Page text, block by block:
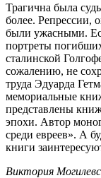
Трагична была
более. Репрессии,
были ужасными.
портреты
сталинской
сожалению, не
труда Эдуарда
мемориальные
представлены
эпохи. Автор
среди евреев». А
книги
Виктория